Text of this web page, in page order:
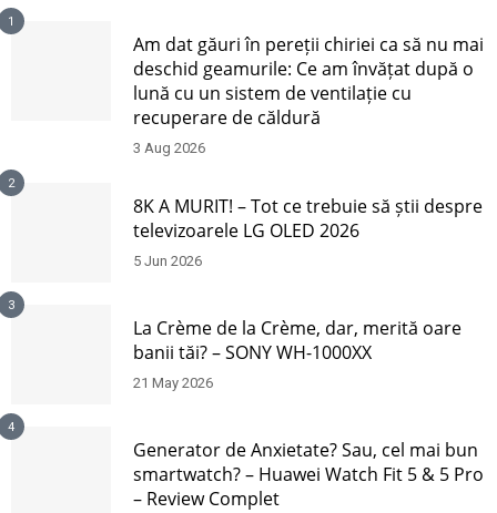
1
Am dat găuri în pereții chiriei ca să nu mai
deschid geamurile: Ce am învățat după o
lună cu un sistem de ventilație cu
recuperare de căldură
3 Aug 2026
2
8K A MURIT! – Tot ce trebuie să știi despre
televizoarele LG OLED 2026
5 Jun 2026
3
La Crème de la Crème, dar, merită oare
banii tăi? – SONY WH-1000XX
21 May 2026
4
Generator de Anxietate? Sau, cel mai bun
smartwatch? – Huawei Watch Fit 5 & 5 Pro
– Review Complet